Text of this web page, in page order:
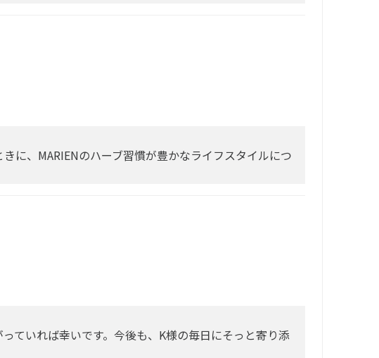
に、MARIENのハーブ習慣が豊かなライフスタイルにつ
ていれば幸いです。今後も、K様の毎日にそっと寄り添